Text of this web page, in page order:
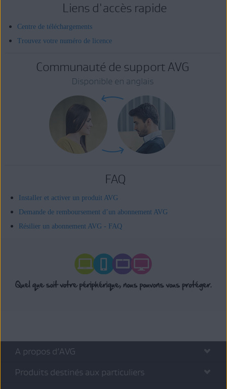
Liens d'accès rapide
Centre de téléchargements
Trouvez votre numéro de licence
Communauté de support AVG
Disponible en anglais
FAQ
Installer et activer un produit AVG
Demande de remboursement d’un abonnement AVG
Résilier un abonnement AVG - FAQ
A propos d’AVG
Produits destinés aux particuliers